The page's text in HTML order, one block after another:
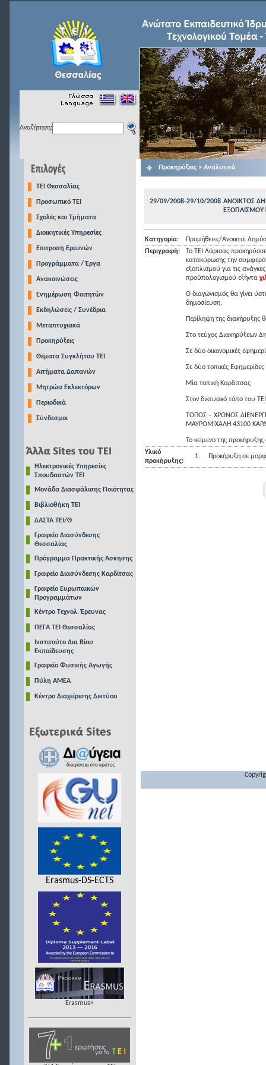
Αναζήτηση:
TEI Θεσσαλίας
Προσωπικό ΤΕΙ
Σχολές και Τμήματα
Διοικητικές Υπηρεσίες
Επιτροπή Ερευνών
Προγράμματα / Έργα
Ανακοινώσεις
Ενημέρωση Φοιτητών
Εκδηλώσεις / Συνέδρια
Μεταπτυχιακά
Προκηρύξεις
Θέματα Συγκλήτου ΤΕΙ
Αιτήματα Δαπανών
Μητρώα Εκλεκτόρων
Περιοδικά
Σύνδεσμοι
Ηλεκτρονικές Υπηρεσίες
Σπουδαστών ΤΕΙ
Μονάδα Διασφάλισης Ποιότητας
Βιβλιοθήκη ΤΕΙ
ΔΑΣΤΑ ΤΕΙ/Θ
Γραφείο Διασύνδεσης
Θεσσαλίας
Πρόγραμμα Πρακτικής Ασκησης
Γραφείο Διασύνδεσης Καρδίτσας
Γραφείο Ευρωπαικών
Προγραμμάτων
Κέντρο Τεχνολ. Έρευνας
ΠΕΓΑ ΤΕΙ Θεσσαλίας
Ινστιτούτο Δια Βίου
Εκπαίδευσης
Γραφείο Φυσικής Αγωγής
Πύλη ΑΜΕΑ
Κέντρο Διαχείρισης Δικτύου
Erasmus-DS-ECTS
Erasmus+
Προκηρύξεις > Αναλυτικά
29/09/2008-29/10/2008 ΑΝΟΙΚΤΟΣ
ΕΞΟΠΛΙΣΜΟΥ
Κατηγορία:
Προμήθειες/Ανοικτοί
Περιγραφή:
Το ΤΕΙ Λάρισας
κατακύρωσης την
εξοπλισμού για τις
προϋπολογισμού εξήντα
Ο διαγωνισμός θα γίνει
δημοσίευση.
Περίληψη της διακήρυξης
Στο τεύχος Διακηρύξεων
Σε δύο οικονομικές
Σε δύο τοπικές
Μία τοπική Καρδίτσας
Στον δικτυακό τόπο του
ΤΟΠΟΣ – ΧΡΟΝΟΣ
ΜΑΥΡΟΜΙΧΆΛΗ 43100
Το κείμενο της
Υλικό
προκήρυξης:
1. Προκήρυξη σε